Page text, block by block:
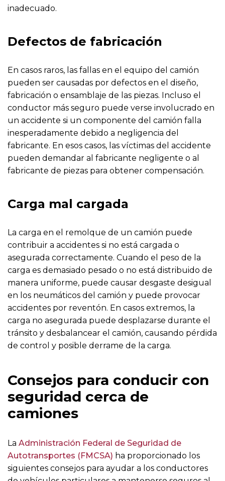
inadecuado.
Defectos de fabricación
En casos raros, las fallas en el equipo del camión
pueden ser causadas por defectos en el diseño,
fabricación o ensamblaje de las piezas. Incluso el
conductor más seguro puede verse involucrado en
un accidente si un componente del camión falla
inesperadamente debido a negligencia del
fabricante. En esos casos, las víctimas del accidente
pueden demandar al fabricante negligente o al
fabricante de piezas para obtener compensación.
Carga mal cargada
La carga en el remolque de un camión puede
contribuir a accidentes si no está cargada o
asegurada correctamente. Cuando el peso de la
carga es demasiado pesado o no está distribuido de
manera uniforme, puede causar desgaste desigual
en los neumáticos del camión y puede provocar
accidentes por reventón. En casos extremos, la
carga no asegurada puede desplazarse durante el
tránsito y desbalancear el camión, causando pérdida
de control y posible derrame de la carga.
Consejos para conducir con
seguridad cerca de
camiones
La Administración Federal de Seguridad de
Autotransportes (FMCSA) ha proporcionado los
siguientes consejos para ayudar a los conductores